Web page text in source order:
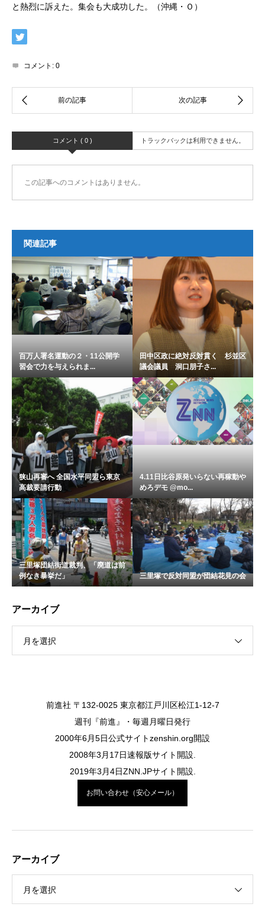
と熱烈に訴えた。集会も大成功した。（沖縄・Ｏ）
コメント: 0
コメント ( 0 ) トラックバックは利用できません。
この記事へのコメントはありません。
関連記事
百万人署名運動の２・11公開学
習会で力を与えられま...
田中区政に絶対反対貫く 杉並区
議会議員 洞口朋子さ...
狭山再審へ 全国水平同盟ら東京
高裁要請行動
4.11日比谷原発いらない再稼動や
めろデモ @mo...
三里塚団結街道裁判、「廃道は前
例なき暴挙だ」
三里塚で反対同盟が団結花見の会
アーカイブ
月を選択
前進社 〒132-0025 東京都江戸川区松江1-12-7
週刊『前進』・毎週月曜日発行
2000年6月5日公式サイトzenshin.org開設
2008年3月17日速報版サイト開設.
2019年3月4日ZNN.JPサイト開設.
お問い合わせ（安心メール）
アーカイブ
月を選択